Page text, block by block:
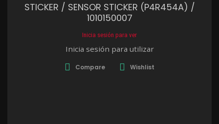
STICKER / SENSOR STICKER (P4R454A) /
1010150007
Inicia sesión para ver
Inicia sesión para utilizar
Compare Wishlist